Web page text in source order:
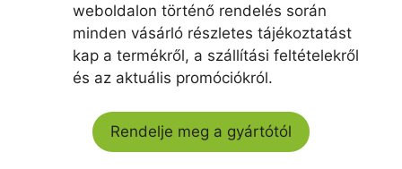
weboldalon történő rendelés során
minden vásárló részletes tájékoztatást
kap a termékről, a szállítási feltételekről
és az aktuális promóciókról.
Rendelje meg a gyártótól